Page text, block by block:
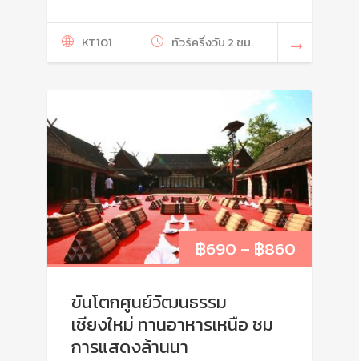
KT101 ทัวร์ครึ่งวัน 2 ชม.
฿690 – ฿860
ขันโตกศูนย์วัฒนธรรม
เชียงใหม่ ทานอาหารเหนือ ชม
การแสดงล้านนา